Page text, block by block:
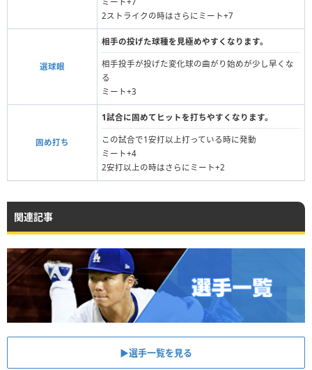
2ストライクの時はさらにミート+7
選球眼
相手の投げた球種を見極めやすくなります。
相手投手が投げた変化球の曲がり始めが少し早くな
る
ミート+3
固め打ち
1試合に固めてヒットを打ちやすくなります。
この試合で1安打以上打っている時に発動
ミート+4
2安打以上の時はさらにミート+2
関連記事
▶︎選手一覧を見る